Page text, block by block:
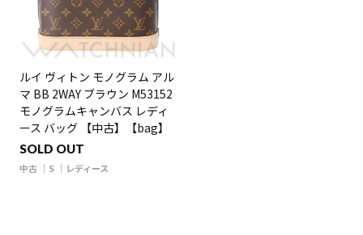
ルイ ヴィトン モノグラム アル
マ BB 2WAY ブラウン M53152
モノグラムキャンバス レディ
ース バッグ 【中古】【bag】
SOLD OUT
中古 S レディース